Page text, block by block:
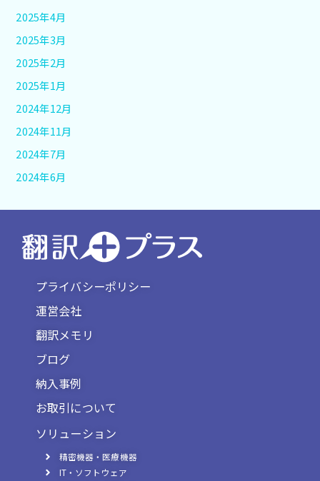
2025年4月
2025年3月
2025年2月
2025年1月
2024年12月
2024年11月
2024年7月
2024年6月
プライバシーポリシー
運営会社
翻訳メモリ
ブログ
納入事例
お取引について
ソリューション
精密機器・医療機器
IT・ソフトウェア